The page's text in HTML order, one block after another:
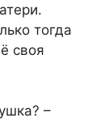
тогда
своя
–